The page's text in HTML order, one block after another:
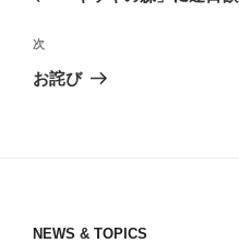
ナ
ビ
ゲ
稿
次
の
次
お詫び
NEWS & TOPICS